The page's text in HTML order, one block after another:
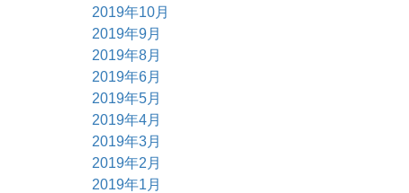
2019年10月
2019年9月
2019年8月
2019年6月
2019年5月
2019年4月
2019年3月
2019年2月
2019年1月